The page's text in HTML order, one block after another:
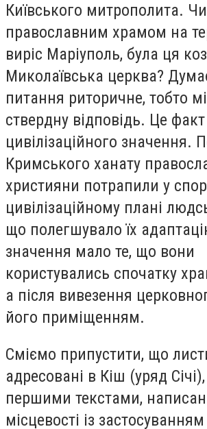
Київського митрополита.
православним храмом на
виріс Маріуполь, була ця
Миколаївська церква?
питання риторичне, тобто
ствердну відповідь. Це факт
цивілізаційного значення.
Кримського ханату
християни потрапили у
цивілізаційному плані
що полегшувало їх
значення мало те, що вони
користувались спочатку
а після вивезення
його приміщенням.
Сміємо припустити, що
адресовані в Кіш (уряд
першими текстами,
місцевості із